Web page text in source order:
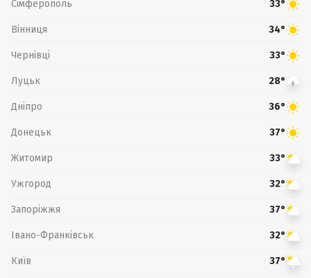
Сімферополь 33°
Вінниця 34°
Чернівці 33°
Луцьк 28°
Дніпро 36°
Донецьк 37°
Житомир 33°
Ужгород 32°
Запоріжжя 37°
Івано-Франківськ 32°
Київ 37°